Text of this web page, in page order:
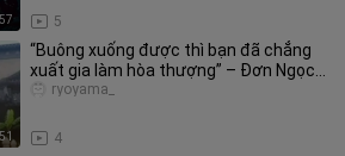
5
“Buông xuống được thì bạn đã chẳng
xuất gia làm hòa thượng” – Đơn Ngọc
Đình X Nhược Hư
4
ryoyama_